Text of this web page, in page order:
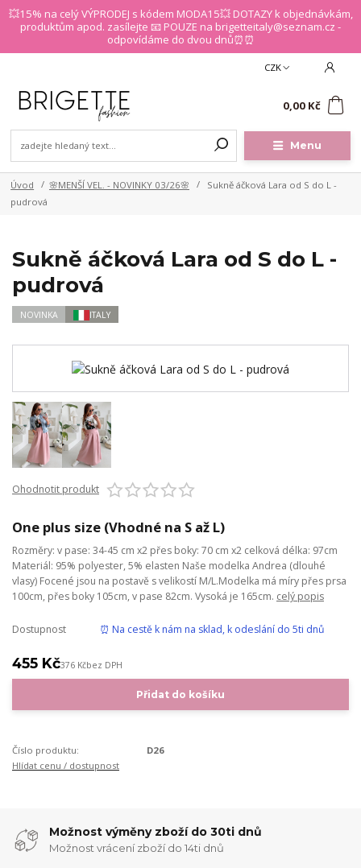
💥15% na celý VÝPRODEJ s kódem MODA15💥 DOTAZY k objednávkám,
produktům apod. zasílejte 📧 POUZE na brigetteitaly@seznam.cz -
odpovídáme do dvou dnů⏰⏰
Menu
CZK
0,00 Kč
Úvod 🌸MENŠÍ VEL. - NOVINKY 03/26🌸
Sukně áčková Lara od S do L -
pudrová
Sukně áčková Lara od S do L -
pudrová
NOVINKA ITALY
Ohodnotit produkt
One plus size (Vhodné na S až L)
Rozměry: v pase: 34-45 cm x2 přes boky: 70 cm x2 celková délka: 97cm
Materiál: 95% polyester, 5% elasten Naše modelka Andrea (dlouhé
vlasy) Focené jsou na postavě s velikostí M/L.Modelka má míry přes prsa
100cm, přes boky 105cm, v pase 82cm. Vysoká je 165cm. celý popis
Dostupnost ⏰ Na cestě k nám na sklad, k odeslání do 5ti dnů
455 Kč376 Kčbez DPH
Přidat do košíku
Číslo produktu:
D26
Hlídat cenu / dostupnost
Možnost výměny zboží do 30ti dnů
Možnost vrácení zboží do 14ti dnů